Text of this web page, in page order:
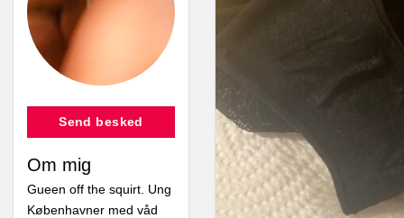
Send besked
Om mig
Gueen off the squirt. Ung
Københavner med våd